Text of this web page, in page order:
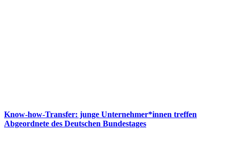
Know-how-Transfer: junge Unternehmer*innen treffen
Abgeordnete des Deutschen Bundestages